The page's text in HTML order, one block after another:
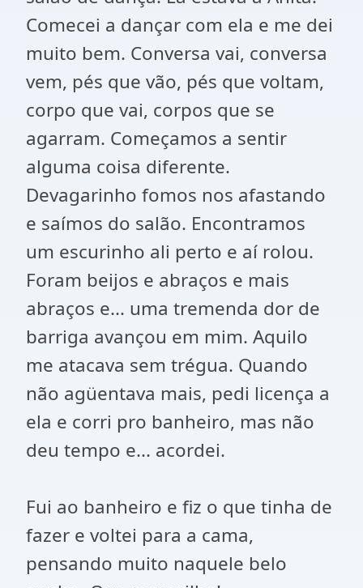
Comecei a dançar com ela e me dei
muito bem. Conversa vai, conversa
vem, pés que vão, pés que voltam,
corpo que vai, corpos que se
agarram. Começamos a sentir
alguma coisa diferente.
Devagarinho fomos nos afastando
e saímos do salão. Encontramos
um escurinho ali perto e aí rolou.
Foram beijos e abraços e mais
abraços e... uma tremenda dor de
barriga avançou em mim. Aquilo
me atacava sem trégua. Quando
não agüentava mais, pedi licença a
ela e corri pro banheiro, mas não
deu tempo e... acordei.
Fui ao banheiro e fiz o que tinha de
fazer e voltei para a cama,
pensando muito naquele belo